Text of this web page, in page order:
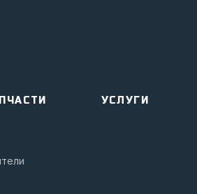
УСЛУГИ